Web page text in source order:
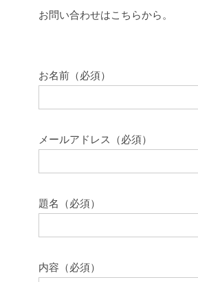
お問い合わせはこちらから。
お名前（必須）
メールアドレス（必須）
題名（必須）
内容（必須）